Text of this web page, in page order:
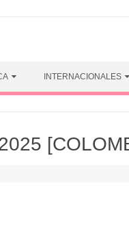
INTERNACIONALES